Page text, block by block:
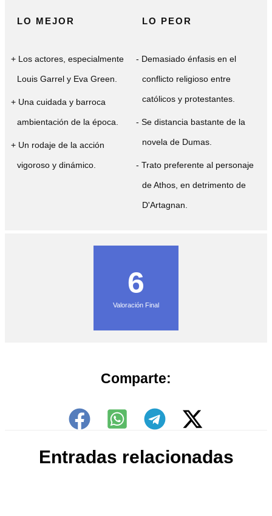
LO MEJOR
Los actores, especialmente
Louis Garrel y Eva Green.
Una cuidada y barroca
ambientación de la época.
Un rodaje de la acción
vigoroso y dinámico.
LO PEOR
Demasiado énfasis en el
conflicto religioso entre
católicos y protestantes.
Se distancia bastante de la
novela de Dumas.
Trato preferente al personaje
de Athos, en detrimento de
D'Artagnan.
6
Valoración Final
Comparte:
Entradas relacionadas